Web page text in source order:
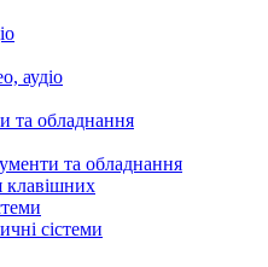
аудіо
та обладнання
та обладнання
клавішних
сістеми